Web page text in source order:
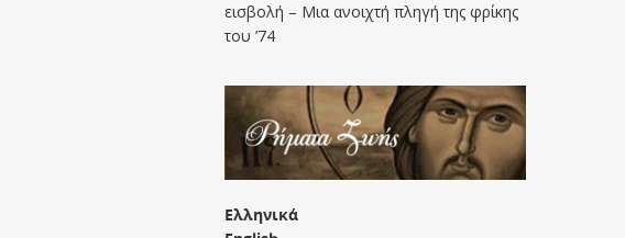
εισβολή – Μια ανοιχτή πληγή της φρίκης
του ’74
Ελληνικά